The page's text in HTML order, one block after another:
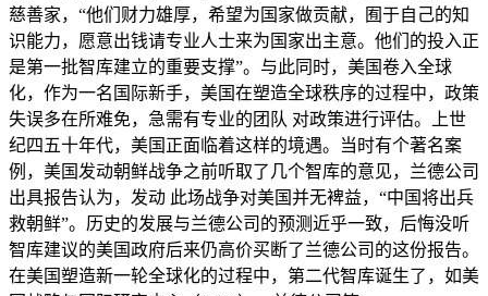
慈善家，“他们财力雄厚，希望为国家做贡献，囿于自己的知
识能力，愿意出钱请专业人士来为国家出主意。他们的投入正
是第一批智库建立的重要支撑”。与此同时，美国卷入全球
化，作为一名国际新手，美国在塑造全球秩序的过程中，政策
失误多在所难免，急需有专业的团队 对政策进行评估。上世
纪四五十年代，美国正面临着这样的境遇。当时有个著名案
例，美国发动朝鲜战争之前听取了几个智库的意见，兰德公司
出具报告认为，发动 此场战争对美国并无裨益，“中国将出兵
救朝鲜”。历史的发展与兰德公司的预测近乎一致，后悔没听
智库建议的美国政府后来仍高价买断了兰德公司的这份报告。
在美国塑造新一轮全球化的过程中，第二代智库诞生了，如美